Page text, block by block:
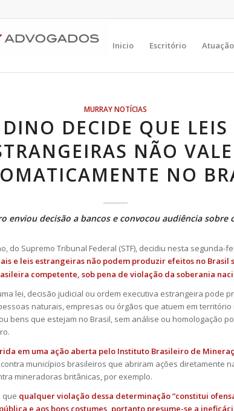
Inicio Escritório Atuação
MURRAY NOTÍCIAS
DINO DECIDE QUE LEIS
NÃO
NO
enviou decisão a bancos e convocou audiência sobre
do Supremo Tribunal Federal (STF), decidiu nesta segunda-
e leis estrangeiras não podem produzir efeitos no Brasil
competente, sob pena de violação da soberania
lei, decisão judicial ou ordem executiva estrangeira pode
naturais, empresas ou órgãos que atuem em território
bens que estejam no Brasil, sem análise ou homologação
em uma ação aberta pelo Instituto Brasileiro de
municípios brasileiros que abriram ações diretamente
mineradoras britânicas, por exemplo.
que qualquer violação dessa determinação “constitui
e aos bons costumes, portanto presume-se a